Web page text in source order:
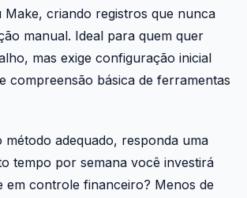
Make, criando registros que nunca
manual. Ideal para quem quer
mas exige configuração inicial
compreensão básica de ferramentas
método adequado, responda uma
tempo por semana você investirá
em controle financeiro? Menos de